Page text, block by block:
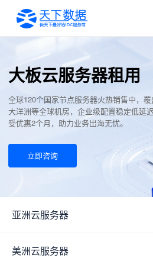
大板云服务器租用
全球120个国家节点服务器火热销售中，
大洋洲等全球机房，企业级配置稳定低延
受优惠2个月，助力业务出海无忧。
立即咨询
亚洲云服务器
美洲云服务器